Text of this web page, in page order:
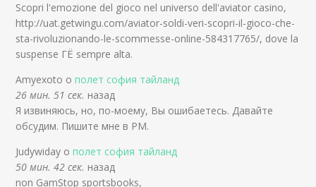
Scopri l'emozione del gioco nel universo dell'aviator casino,
http://uat.getwingu.com/aviator-soldi-veri-scopri-il-gioco-che-
sta-rivoluzionando-le-scommesse-online-584317765/, dove la
suspense ГЁ sempre alta.
Amyexoto ополет софия тайланд
26 мин. 51 сек. назад
Я извиняюсь, но, по-моему, Вы ошибаетесь. Давайте
обсудим. Пишите мне в PM.
Judywiday ополет софия тайланд
50 мин. 42 сек. назад
non GamStop sportsbooks,